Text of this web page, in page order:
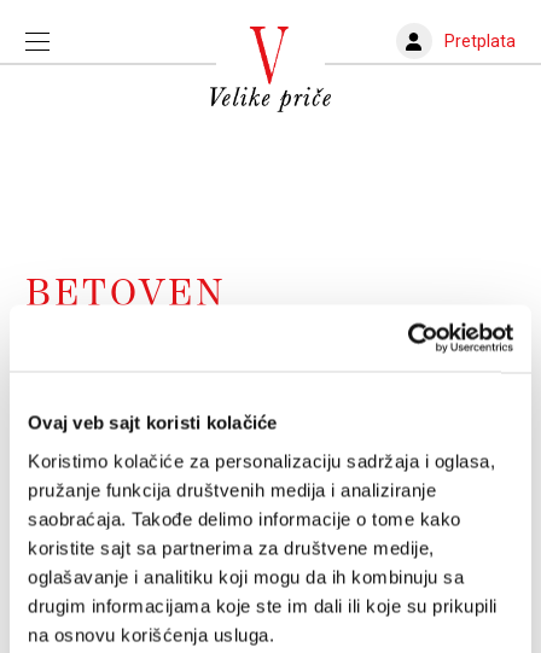
Ovaj veb sajt koristi kolačiće
Koristimo kolačiće za personalizaciju sadržaja i oglasa,
pružanje funkcija društvenih medija i analiziranje
saobraćaja. Takođe delimo informacije o tome kako
koristite sajt sa partnerima za društvene medije,
oglašavanje i analitiku koji mogu da ih kombinuju sa
drugim informacijama koje ste im dali ili koje su prikupili
na osnovu korišćenja usluga.
Pretplata
BETOVEN
od najvećih simfonijskih djela u glazbenoj povijesti -
SINIŠA VUKOVIĆ 07.05.2024.